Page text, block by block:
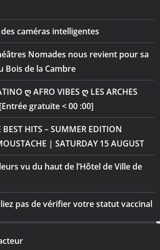
caméras intelligentes
Nomades nous revient pour sa
Bois de la Cambre
ღ AFRO VIBES ღ LES ARCHES
gratuite < 00 :00]
BEST HITS – SUMMER EDITION
| SATURDAY 15 AUGUST
vu du haut de l’Hôtel de Ville de
pas de vérifier votre statut vaccinal